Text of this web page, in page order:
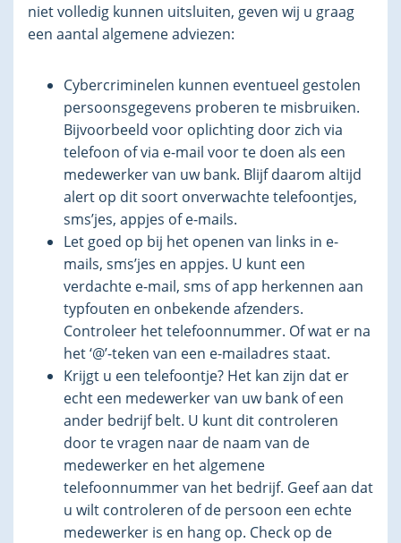
niet volledig kunnen uitsluiten, geven wij u graag
een aantal algemene adviezen:
Cybercriminelen kunnen eventueel gestolen
persoonsgegevens proberen te misbruiken.
Bijvoorbeeld voor oplichting door zich via
telefoon of via e-mail voor te doen als een
medewerker van uw bank. Blijf daarom altijd
alert op dit soort onverwachte telefoontjes,
sms’jes, appjes of e-mails.
Let goed op bij het openen van links in e-
mails, sms’jes en appjes. U kunt een
verdachte e-mail, sms of app herkennen aan
typfouten en onbekende afzenders.
Controleer het telefoonnummer. Of wat er na
het ‘@’-teken van een e-mailadres staat.
Krijgt u een telefoontje? Het kan zijn dat er
echt een medewerker van uw bank of een
ander bedrijf belt. U kunt dit controleren
door te vragen naar de naam van de
medewerker en het algemene
telefoonnummer van het bedrijf. Geef aan dat
u wilt controleren of de persoon een echte
medewerker is en hang op. Check op de